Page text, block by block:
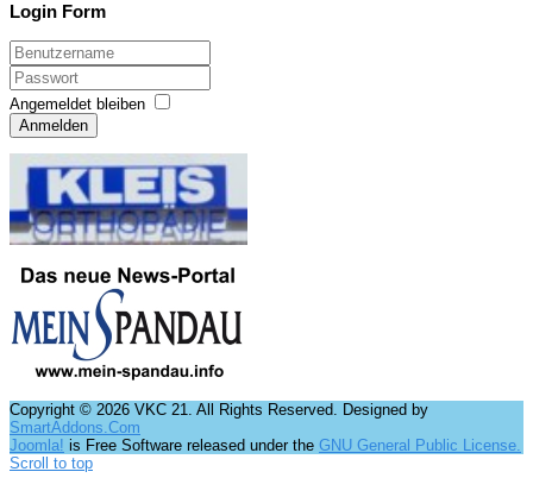
Login Form
Angemeldet bleiben
Anmelden
Copyright © 2026 VKC 21. All Rights Reserved. Designed by
SmartAddons.Com
Joomla! is Free Software released under the GNU General Public License.
Scroll to top